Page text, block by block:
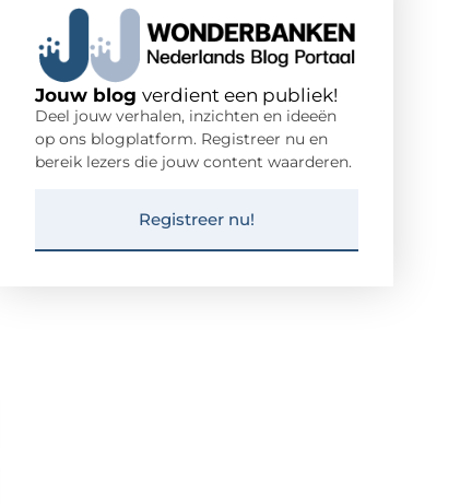
Jouw blog verdient een publiek!
Deel jouw verhalen, inzichten en ideeën
op ons blogplatform. Registreer nu en
bereik lezers die jouw content waarderen.
Registreer nu!